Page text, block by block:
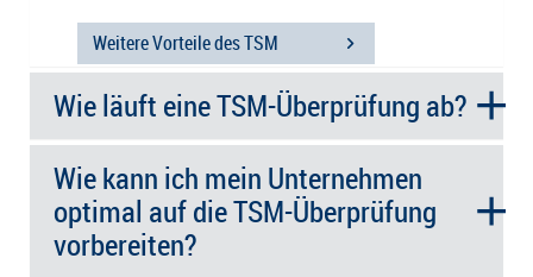
Weitere Vorteile des TSM
Wie läuft eine TSM-Überprüfung ab?
Wie kann ich mein Unternehmen
optimal auf die TSM-Überprüfung
vorbereiten?